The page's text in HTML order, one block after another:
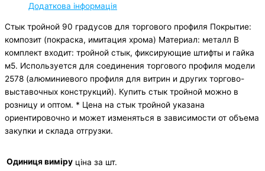
Додаткова інформація
Стык тройной 90 градусов для торгового профиля Покрытие:
композит (покраска, имитация хрома) Материал: металл В
комплект входит: тройной стык, фиксирующие штифты и гайка
м5. Используется для соединения торгового профиля модели
2578 (алюминиевого профиля для витрин и других торгово-
выставочных конструкций). Купить стык тройной можно в
розницу и оптом. * Цена на стык тройной указана
ориентировочно и может изменяться в зависимости от объема
закупки и склада отгрузки.
Одиниця виміру ціна за шт.